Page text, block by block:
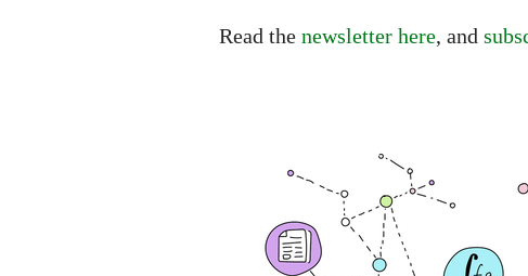
Read the newsletter here, and